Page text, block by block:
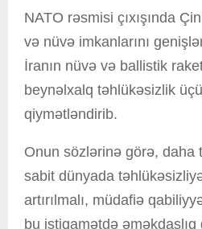
NATO rəsmisi çıxışında
və nüvə imkanlarını
İranın nüvə və ballistik
beynəlxalq təhlükəsizlik
qiymətləndirib.
Onun sözlərinə görə, daha
sabit dünyada
artırılmalı, müdafiə
bu istiqamətdə